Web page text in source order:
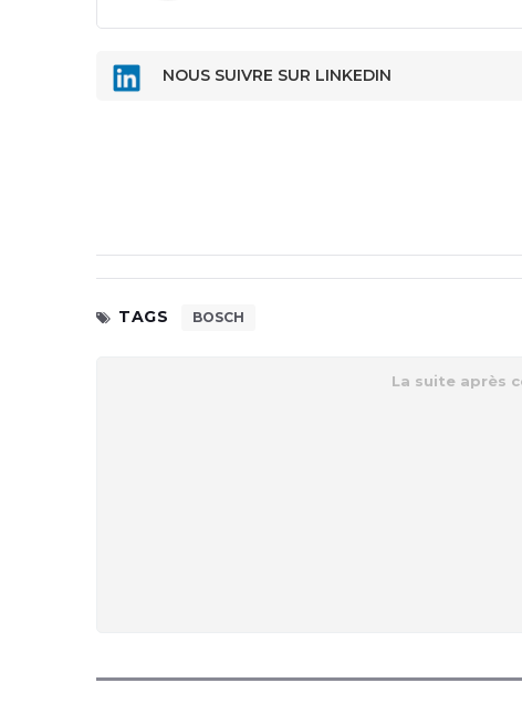
NOUS SUIVRE SUR LINKEDIN
TAGS
BOSCH